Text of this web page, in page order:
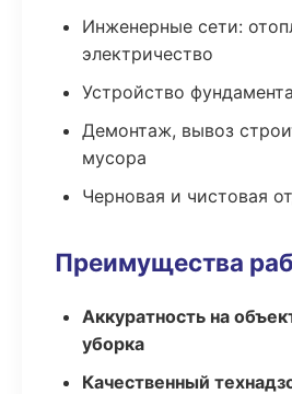
Инженерные сети:
электричество
Устройство
Демонтаж, вывоз
мусора
Черновая и чистовая
Преимущества
Аккуратность на
уборка
Качественный